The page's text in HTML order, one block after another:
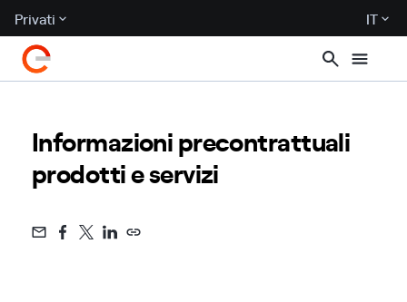
Privati IT
Informazioni precontrattuali
prodotti e servizi